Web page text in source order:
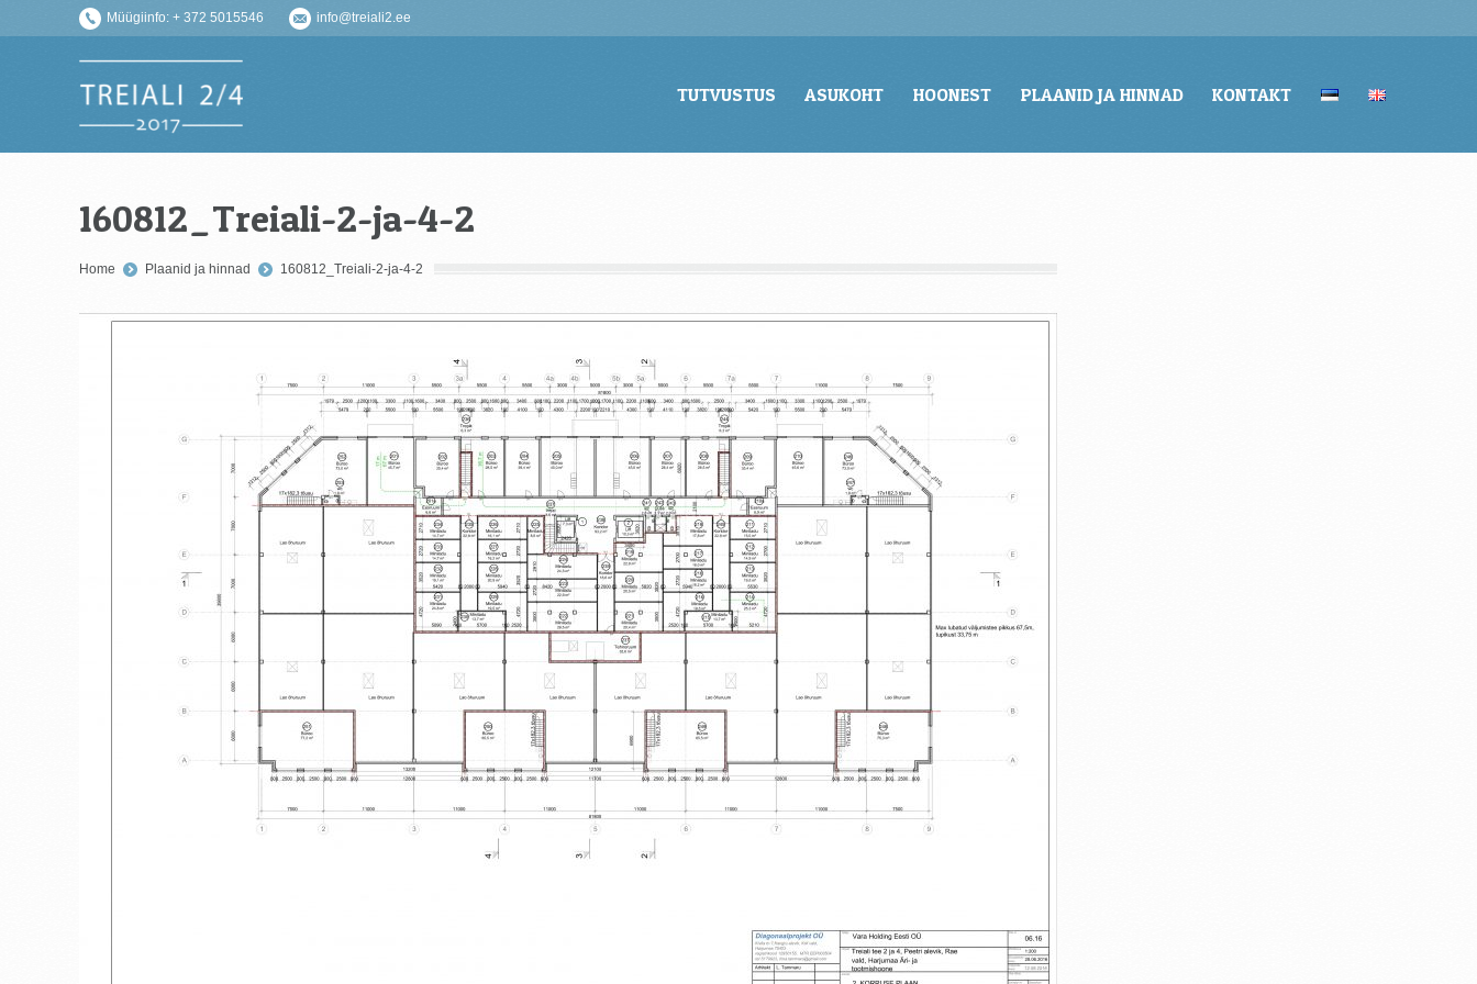
Müügiinfo: + 372 5015546 info@treiali2.ee
TUTVUSTUS ASUKOHT HOONEST PLAANID JA HINNAD KONTAKT
160812_Treiali-2-ja-4-2
You are here:
Home Plaanid ja hinnad 160812_Treiali-2-ja-4-2